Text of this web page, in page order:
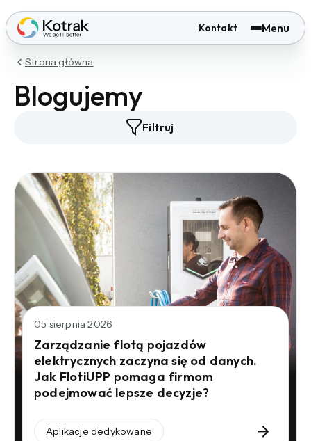
Kontakt Menu
Strona główna
Blogujemy
Filtruj
05 sierpnia 2026
Zarządzanie flotą pojazdów
elektrycznych zaczyna się od danych.
Jak FlotiUPP pomaga firmom
podejmować lepsze decyzje?
Aplikacje dedykowane